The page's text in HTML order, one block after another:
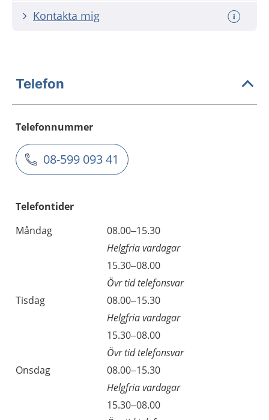
Kontakta mig
Telefon
Telefonnummer
08-599 093 41
Telefontider
Måndag
08.00–15.30
Helgfria vardagar
15.30–08.00
Övr tid telefonsvar
Tisdag
08.00–15.30
Helgfria vardagar
15.30–08.00
Övr tid telefonsvar
Onsdag
08.00–15.30
Helgfria vardagar
15.30–08.00